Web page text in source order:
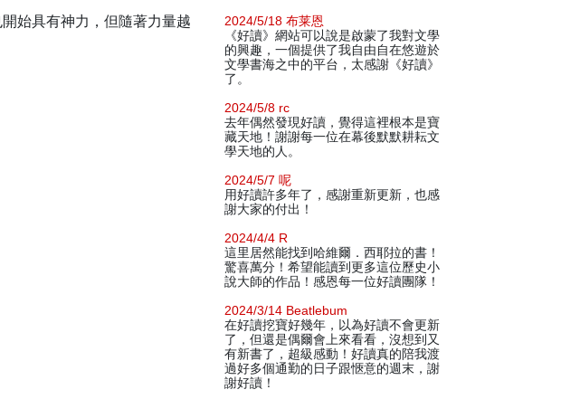
始具有神力，但隨著力量越
2024/5/18 布莱恩
《好讀》網站可以說是啟蒙了我對文學
的興趣，一個提供了我自由自在悠遊於
文學書海之中的平台，太感謝《好讀》
了。
2024/5/8 rc
去年偶然發現好讀，覺得這裡根本是寶
藏天地！謝謝每一位在幕後默默耕耘文
學天地的人。
2024/5/7 呢
用好讀許多年了，感謝重新更新，也感
謝大家的付出！
2024/4/4 R
這里居然能找到哈維爾．西耶拉的書！
驚喜萬分！希望能讀到更多這位歷史小
說大師的作品！感恩每一位好讀團隊！
2024/3/14 Beatlebum
在好讀挖寶好幾年，以為好讀不會更新
了，但還是偶爾會上來看看，沒想到又
有新書了，超級感動！好讀真的陪我渡
過好多個通勤的日子跟愜意的週末，謝
謝好讀！